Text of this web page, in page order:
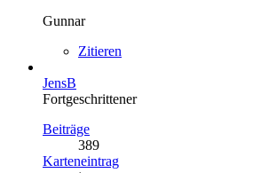
Gunnar
Zitieren
JensB
Fortgeschrittener
Beiträge
389
Karteneintrag